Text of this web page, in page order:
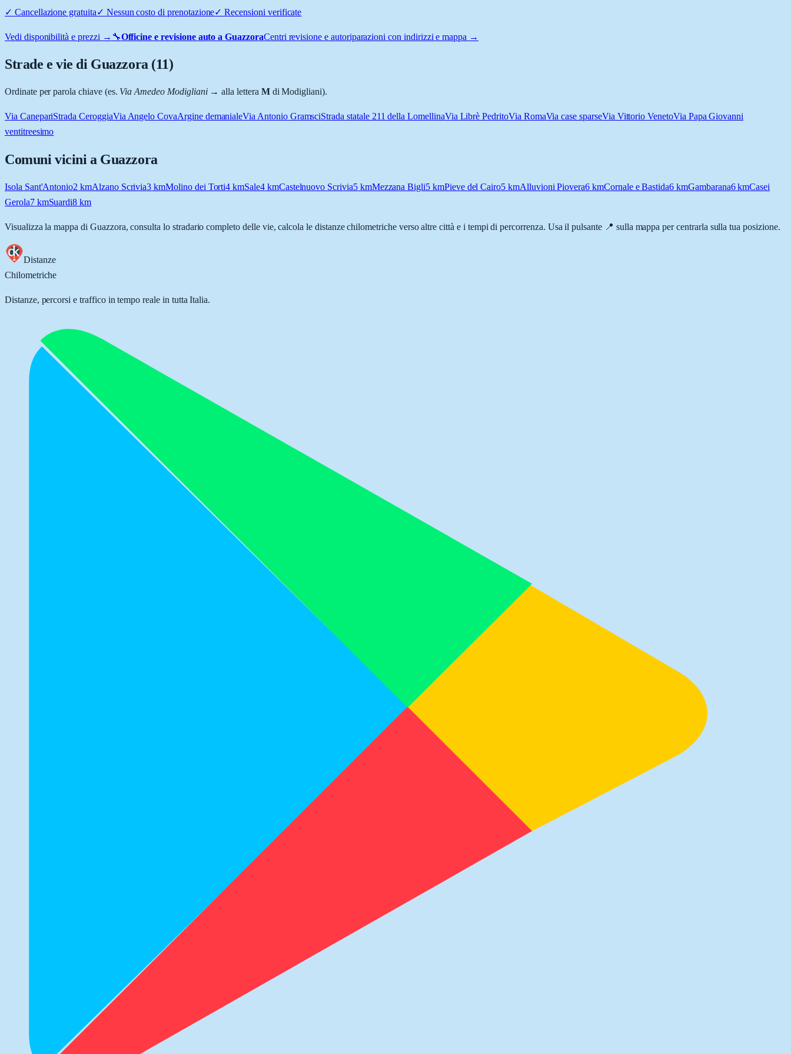
✓ Cancellazione gratuita✓ Nessun costo di prenotazione✓Recensioni verificate
Vedi disponibilità e prezzi → 🔧Officine e revisione auto aGuazzoraCentri revisione e autoriparazioni con indirizzi e mappa →
Strade e vie di Guazzora (11)
Ordinate per parola chiave (es. Via Amedeo Modigliani→ alla lettera Mdi Modigliani).
Via CanepariStrada CeroggiaVia Angelo CovaArgine demanialeVia Antonio GramsciStrada statale 211 della LomellinaVia Librè PedritoVia RomaVia case sparseVia Vittorio VenetoVia Papa Giovanni
ventitreesimo
Comuni vicini a Guazzora
Isola Sant'Antonio2 kmAlzano Scrivia3 kmMolino dei Torti4 kmSale4kmCastelnuovo Scrivia5kmMezzana Bigli5 kmPieve del Cairo5 kmAlluvioni Piovera6 kmCornale e Bastida6 kmGambarana6kmCasei
Gerola7kmSuardi8 km
Visualizza la mappa di Guazzora, consulta lo stradario completo delle vie, calcola le distanze chilometriche verso altre città e i tempi di percorrenza. Usa il pulsante 📍 sulla mappa per centrarla sulla tua posizione.
Distanze
Chilometriche
Distanze, percorsi e traffico in tempo reale in tutta Italia.